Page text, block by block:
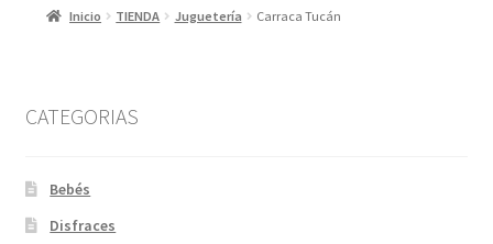
Inicio TIENDA Juguetería Carraca Tucán
CATEGORIAS
Bebés
Disfraces